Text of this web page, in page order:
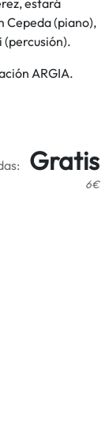
Cepeda (piano),
(percusión).
ARGIA.
Gratis
6€